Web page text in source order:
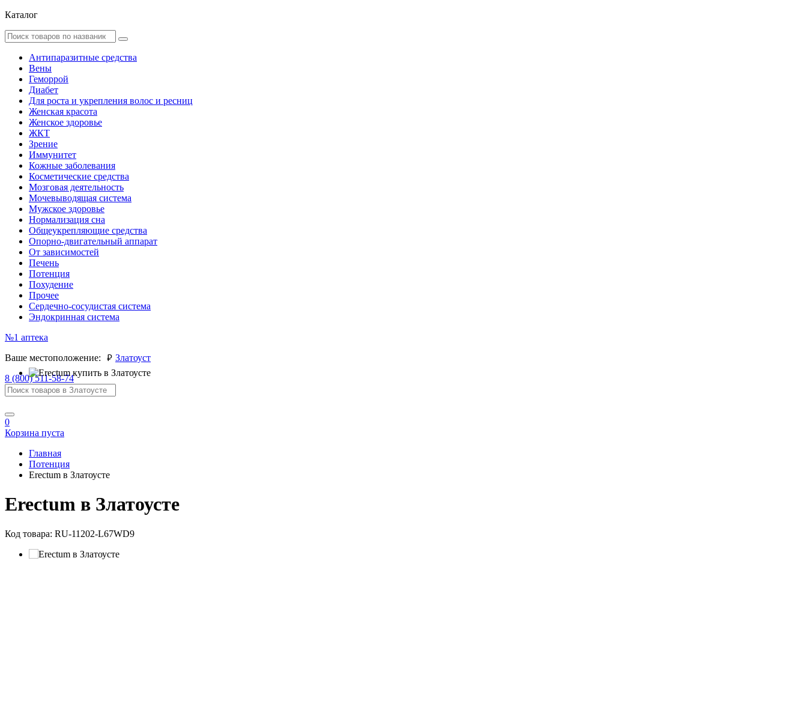
Каталог
Антипаразитные средства
Вены
Геморрой
Диабет
Для роста и укрепления волос и ресниц
Женская красота
Женское здоровье
ЖКТ
Зрение
Иммунитет
Кожные заболевания
Косметические средства
Мозговая деятельность
Мочевыводящая система
Мужское здоровье
Нормализация сна
Общеукрепляющие средства
Опорно-двигательный аппарат
От зависимостей
Печень
Потенция
Похудение
Прочее
Сердечно-сосудистая система
Эндокринная система
№1 аптека
Ваше местоположение:
руб. Златоуст
8 (800) 511-58-74
0
Корзина пуста
Главная
Потенция
Erectum в Златоусте
Erectum в Златоусте
Код товара: RU-11202-L67WD9